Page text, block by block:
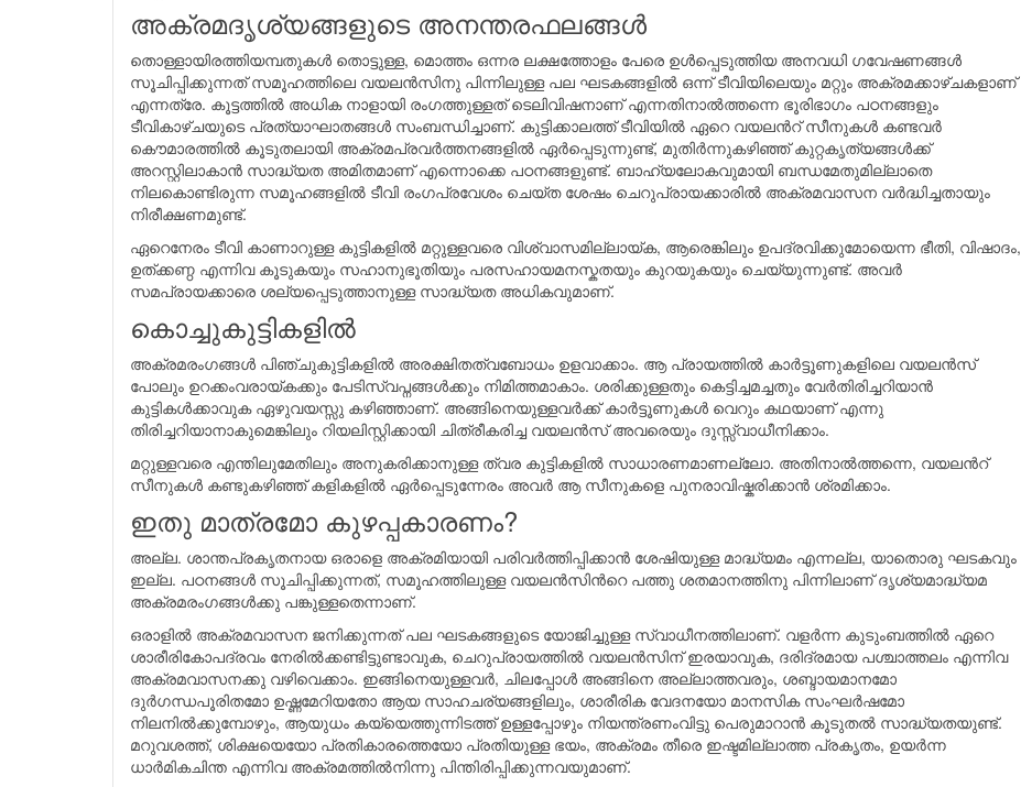
അക്രമദൃശ്യങ്ങളുടെ അനന്തരഫലങ്ങള്‍
തൊള്ളായിരത്തിയമ്പതുകള്‍ തൊട്ടുള്ള, മൊത്തം ഒന്നര ലക്ഷത്തോളം പേരെ ഉള്‍പ്പെടുത്തിയ അനവധി ഗവേഷണങ്ങള്‍
സൂചിപ്പിക്കുന്നത് സമൂഹത്തിലെ വയലന്‍സിനു പിന്നിലുള്ള പല ഘടകങ്ങളില്‍ ഒന്ന്‍ ടീവിയിലെയും മറ്റും അക്രമക്കാഴ്ചകളാണ്
എന്നത്രേ. കൂട്ടത്തില്‍ അധിക നാളായി രംഗത്തുള്ളത് ടെലിവിഷനാണ് എന്നതിനാല്‍ത്തന്നെ ഭൂരിഭാഗം പഠനങ്ങളും
ടീവികാഴ്ചയുടെ പ്രത്യാഘാതങ്ങള്‍ സംബന്ധിച്ചാണ്. കുട്ടിക്കാലത്ത് ടീവിയില്‍ ഏറെ വയലന്‍റ് സീനുകള്‍ കണ്ടവര്‍
കൌമാരത്തില്‍ കൂടുതലായി അക്രമപ്രവര്‍ത്തനങ്ങളില്‍ ഏര്‍പ്പെടുന്നുണ്ട്, മുതിര്‍ന്നുകഴിഞ്ഞ് കുറ്റകൃത്യങ്ങള്‍ക്ക്
അറസ്റ്റിലാകാന്‍ സാദ്ധ്യത അമിതമാണ് എന്നൊക്കെ പഠനങ്ങളുണ്ട്. ബാഹ്യലോകവുമായി ബന്ധമേതുമില്ലാതെ
നിലകൊണ്ടിരുന്ന സമൂഹങ്ങളില്‍ ടീവി രംഗപ്രവേശം ചെയ്ത ശേഷം ചെറുപ്രായക്കാരില്‍ അക്രമവാസന വര്‍ദ്ധിച്ചതായും
നിരീക്ഷണമുണ്ട്.
ഏറെനേരം ടീവി കാണാറുള്ള കുട്ടികളില്‍ മറ്റുള്ളവരെ വിശ്വാസമില്ലായ്ക, ആരെങ്കിലും ഉപദ്രവിക്കുമോയെന്ന ഭീതി, വിഷാദം,
ഉത്ക്കണ്ഠ എന്നിവ കൂടുകയും സഹാനുഭൂതിയും പരസഹായമനസ്കതയും കുറയുകയും ചെയ്യുന്നുണ്ട്. അവര്‍
സമപ്രായക്കാരെ ശല്യപ്പെടുത്താനുള്ള സാദ്ധ്യത അധികവുമാണ്.
കൊച്ചുകുട്ടികളില്‍
അക്രമരംഗങ്ങള്‍ പിഞ്ചുകുട്ടികളില്‍ അരക്ഷിതത്വബോധം ഉളവാക്കാം. ആ പ്രായത്തില്‍ കാര്‍ട്ടൂണുകളിലെ വയലന്‍സ്
പോലും ഉറക്കംവരായ്കക്കും പേടിസ്വപ്നങ്ങള്‍ക്കും നിമിത്തമാകാം. ശരിക്കുള്ളതും കെട്ടിച്ചമച്ചതും വേര്‍തിരിച്ചറിയാന്‍
കുട്ടികള്‍ക്കാവുക ഏഴുവയസ്സു കഴിഞ്ഞാണ്. അങ്ങിനെയുള്ളവര്‍ക്ക് കാര്‍ട്ടൂണുകള്‍ വെറും കഥയാണ്‌ എന്നു
തിരിച്ചറിയാനാകുമെങ്കിലും റിയലിസ്റ്റിക്കായി ചിത്രീകരിച്ച വയലന്‍സ് അവരെയും ദുസ്സ്വാധീനിക്കാം.
മറ്റുള്ളവരെ എന്തിലുമേതിലും അനുകരിക്കാനുള്ള ത്വര കുട്ടികളില്‍ സാധാരണമാണല്ലോ. അതിനാല്‍ത്തന്നെ, വയലന്‍റ്
സീനുകള്‍ കണ്ടുകഴിഞ്ഞ് കളികളില്‍ ഏര്‍പ്പെടുന്നേരം അവര്‍ ആ സീനുകളെ പുനരാവിഷ്കരിക്കാന്‍ ശ്രമിക്കാം.
ഇതു മാത്രമോ കുഴപ്പകാരണം?
അല്ല. ശാന്തപ്രകൃതനായ ഒരാളെ അക്രമിയായി പരിവര്‍ത്തിപ്പിക്കാന്‍ ശേഷിയുള്ള മാദ്ധ്യമം എന്നല്ല, യാതൊരു ഘടകവും
ഇല്ല. പഠനങ്ങള്‍ സൂചിപ്പിക്കുന്നത്, സമൂഹത്തിലുള്ള വയലന്‍സിന്‍റെ പത്തു ശതമാനത്തിനു പിന്നിലാണ് ദൃശ്യമാദ്ധ്യമ
അക്രമരംഗങ്ങള്‍ക്കു പങ്കുള്ളതെന്നാണ്.
ഒരാളില്‍ അക്രമവാസന ജനിക്കുന്നത് പല ഘടകങ്ങളുടെ യോജിച്ചുള്ള സ്വാധീനത്തിലാണ്. വളര്‍ന്ന കുടുംബത്തില്‍ ഏറെ
ശാരീരികോപദ്രവം നേരില്‍ക്കണ്ടിട്ടുണ്ടാവുക, ചെറുപ്രായത്തില്‍ വയലന്‍സിന് ഇരയാവുക, ദരിദ്രമായ പശ്ചാത്തലം എന്നിവ
അക്രമവാസനക്കു വഴിവെക്കാം. ഇങ്ങിനെയുള്ളവര്‍, ചിലപ്പോള്‍ അങ്ങിനെ അല്ലാത്തവരും, ശബ്ദായമാനമോ
ദുര്‍ഗന്ധപൂരിതമോ ഉഷ്ണമേറിയതോ ആയ സാഹചര്യങ്ങളിലും, ശാരീരിക വേദനയോ മാനസിക സംഘര്‍ഷമോ
നിലനില്‍ക്കുമ്പോഴും, ആയുധം കയ്യെത്തുന്നിടത്ത് ഉള്ളപ്പോഴും നിയന്ത്രണംവിട്ടു പെരുമാറാന്‍ കൂടുതല്‍ സാദ്ധ്യതയുണ്ട്.
മറുവശത്ത്, ശിക്ഷയെയോ പ്രതികാരത്തെയോ പ്രതിയുള്ള ഭയം, അക്രമം തീരെ ഇഷ്ടമില്ലാത്ത പ്രകൃതം, ഉയര്‍ന്ന
ധാര്‍മികചിന്ത എന്നിവ അക്രമത്തില്‍നിന്നു പിന്തിരിപ്പിക്കുന്നവയുമാണ്.